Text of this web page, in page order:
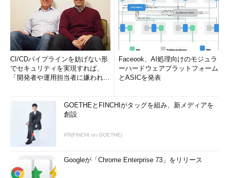
CI/CDパイプラインを妨げない形
でセキュリティを実現すれば、
「開発者や運用担当者に嫌われな
Faceook、AI処理向けのモジュラ
ーハードウェアプラットフォーム
とASICを発表
GOETHEとFINCHIがタッグを組み、新メディアを
創設
PR(FINCHI on GOETHE)
Googleが「Chrome Enterprise 73」をリリース